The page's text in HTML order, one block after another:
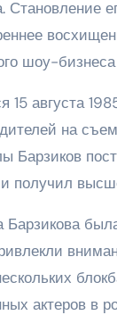
шоу-
15 августа
на
Барзиков
и получил
актеров в